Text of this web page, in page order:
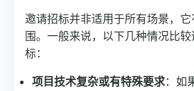
邀请招标并非适用于所有场景，
围。一般来说，以下几种情况比
标：
项目技术复杂或有特殊要求：如